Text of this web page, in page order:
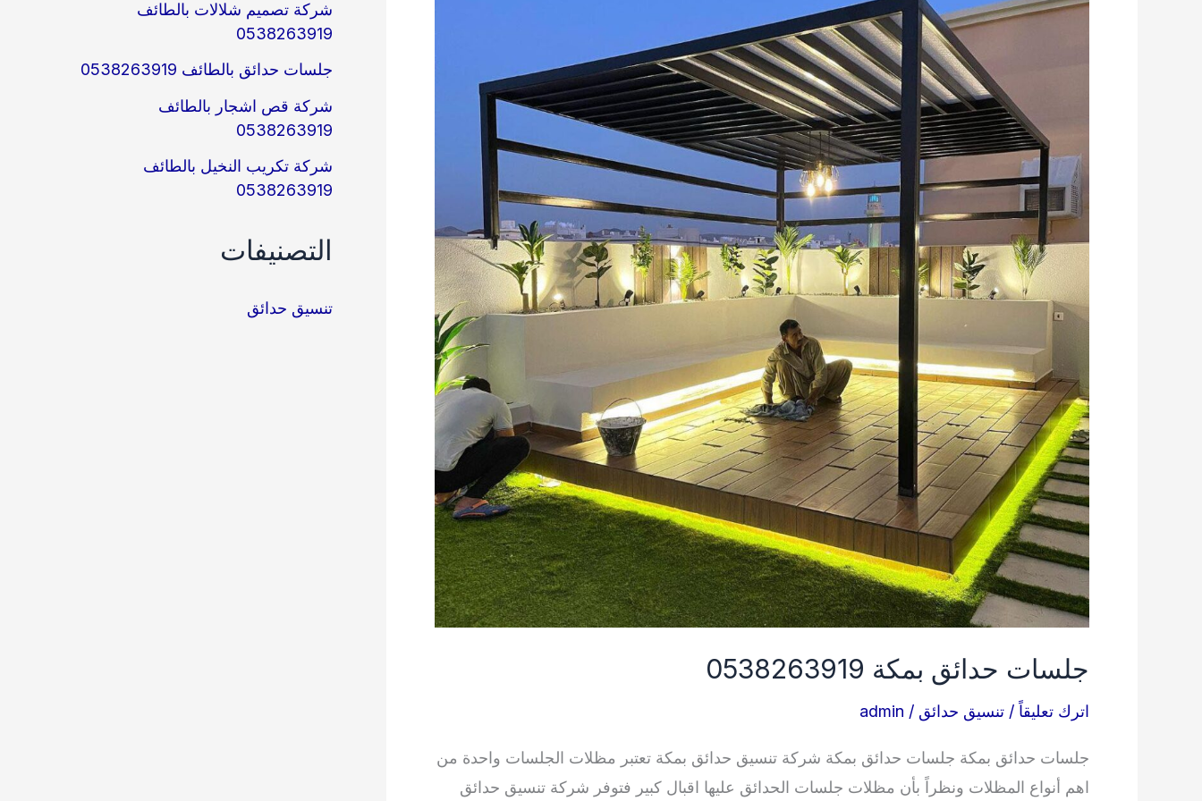
جلسات حدائق بمكة 0538263919
اترك تعليقاً / تنسيق حدائق /
admin
جلسات حدائق بمكة جلسات حدائق بمكة شركة تنسيق حدائق بمكة تعتبر مظلات الجلسات واحدة من
اهم أنواع المظلات ونظراً بأن مظلات جلسات الحدائق عليها اقبال كبير فتوفر شركة تنسيق حدائق
شركة تصميم شلالات بالطائف
0538263919
جلسات حدائق بالطائف 0538263919
شركة قص اشجار بالطائف
0538263919
شركة تكريب النخيل بالطائف
0538263919
التصنيفات
تنسيق حدائق